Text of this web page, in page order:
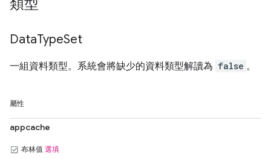
類型
DataTypeSet
一組資料類型。系統會將缺少的資料類型解讀為 false 。
屬性
appcache
布林值 選填